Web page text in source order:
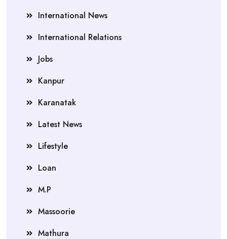
International News
International Relations
Jobs
Kanpur
Karanatak
Latest News
Lifestyle
Loan
M.P
Massoorie
Mathura